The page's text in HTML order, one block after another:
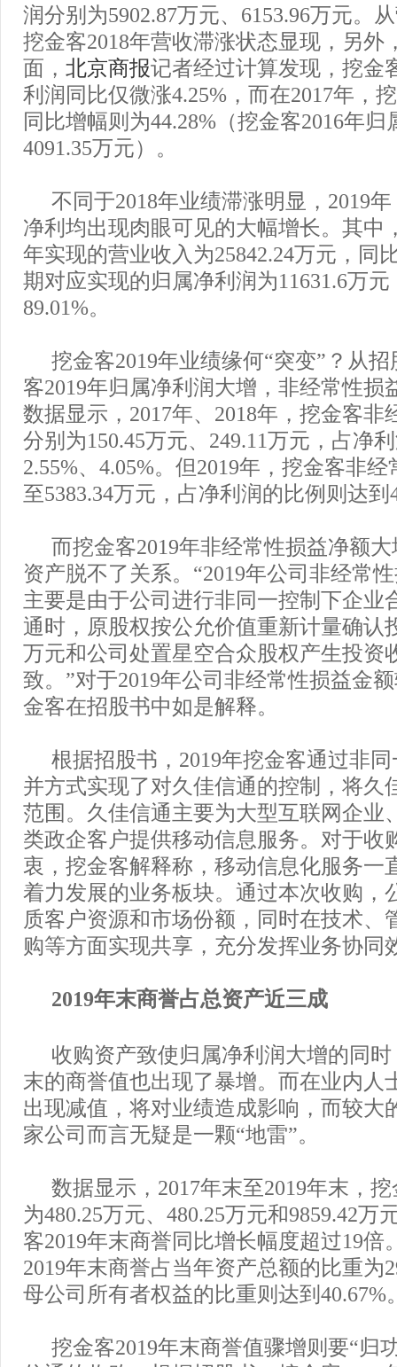
润分别为5902.87万元、6153.96万元。
挖金客2018年营收滞涨状态显现，另外
面， 北京商报记者经过计算发现，挖金
利润同比仅微涨4.25%，而在2017年，
同比增幅则为44.28%（挖金客2016年归
4091.35万元）。
不同于2018年业绩滞涨明显，2019
净利均出现肉眼可见的大幅增长。其中
年实现的营业收入为25842.24万元，同
期对应实现的归属净利润为11631.6万
89.01%。
挖金客2019年业绩缘何“突变”？从
客2019年归属净利润大增，非经常性损
数据显示，2017年、2018年，挖金客非
分别为150.45万元、249.11万元，占净
2.55%、4.05%。但2019年，挖金客非
至5383.34万元，占净利润的比例则达到
而挖金客2019年非经常性损益净额
资产脱不了关系。“2019年公司非经常
主要是由于公司进行非同一控制下企业
通时，原股权按公允价值重新计量确认
万元和公司处置星空合众股权产生投资
致。”对于2019年公司非经常性损益金
金客在招股书中如是解释。
根据招股书，2019年挖金客通过非
并方式实现了对久佳信通的控制，将久
范围。久佳信通主要为大型互联网企业
类政企客户提供移动信息服务。对于收
衷，挖金客解释称，移动信息化服务一
着力发展的业务板块。通过本次收购，
质客户资源和市场份额，同时在技术、
购等方面实现共享，充分发挥业务协同
2019年末商誉占总资产近三成
收购资产致使归属净利润大增的同时
末的商誉值也出现了暴增。而在业内人
出现减值，将对业绩造成影响，而较大
家公司而言无疑是一颗“地雷”。
数据显示，2017年末至2019年末，
为480.25万元、480.25万元和9859.42万
客2019年末商誉同比增长幅度超过19倍
2019年末商誉占当年资产总额的比重为
母公司所有者权益的比重则达到40.67%
挖金客2019年末商誉值骤增则要“归